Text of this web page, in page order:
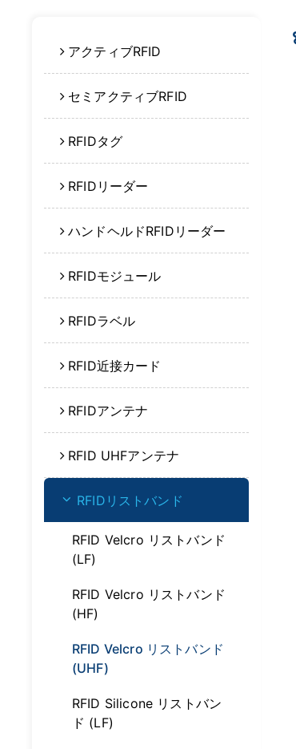
アクティブRFID
セミアクティブRFID
RFIDタグ
RFIDリーダー
ハンドヘルドRFIDリーダー
RFIDモジュール
RFIDラベル
RFID近接カード
RFIDアンテナ
RFID UHFアンテナ
RFIDリストバンド
RFID Velcro リストバンド
(LF)
RFID Velcro リストバンド
(HF)
RFID Velcro リストバンド
(UHF)
RFID Silicone リストバン
ド (LF)